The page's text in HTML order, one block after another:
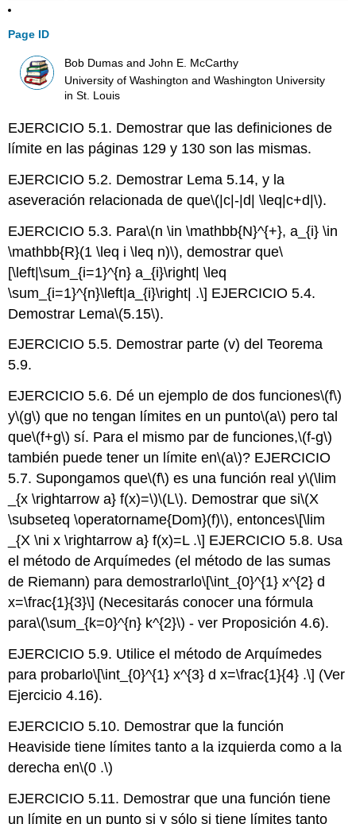
Page ID
Bob Dumas and John E. McCarthy
University of Washington and Washington University
in St. Louis
EJERCICIO 5.1. Demostrar que las definiciones de
límite en las páginas 129 y 130 son las mismas.
EJERCICIO 5.2. Demostrar Lema 5.14, y la
aseveración relacionada de que\(|c|-|d| \leq|c+d|\).
EJERCICIO 5.3. Para\(n \in \mathbb{N}^{+}, a_{i} \in
\mathbb{R}(1 \leq i \leq n)\), demostrar que\
[\left|\sum_{i=1}^{n} a_{i}\right| \leq
\sum_{i=1}^{n}\left|a_{i}\right| .\] EJERCICIO 5.4.
Demostrar Lema\(5.15\).
EJERCICIO 5.5. Demostrar parte (v) del Teorema
5.9.
EJERCICIO 5.6. Dé un ejemplo de dos funciones\(f\)
y\(g\) que no tengan límites en un punto\(a\) pero tal
que\(f+g\) sí. Para el mismo par de funciones,\(f-g\)
también puede tener un límite en\(a\)? EJERCICIO
5.7. Supongamos que\(f\) es una función real y\(\lim
_{x \rightarrow a} f(x)=\)\(L\). Demostrar que si\(X
\subseteq \operatorname{Dom}(f)\), entonces\[\lim
_{X \ni x \rightarrow a} f(x)=L .\] EJERCICIO 5.8. Usa
el método de Arquímedes (el método de las sumas
de Riemann) para demostrarlo\[\int_{0}^{1} x^{2} d
x=\frac{1}{3}\] (Necesitarás conocer una fórmula
para\(\sum_{k=0}^{n} k^{2}\) - ver Proposición 4.6).
EJERCICIO 5.9. Utilice el método de Arquímedes
para probarlo\[\int_{0}^{1} x^{3} d x=\frac{1}{4} .\] (Ver
Ejercicio 4.16).
EJERCICIO 5.10. Demostrar que la función
Heaviside tiene límites tanto a la izquierda como a la
derecha en\(0 .\)
EJERCICIO 5.11. Demostrar que una función tiene
un límite en un punto si y sólo si tiene límites tanto